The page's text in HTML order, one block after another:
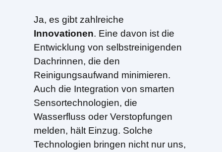
Ja, es gibt zahlreiche
Innovationen. Eine davon ist die
Entwicklung von selbstreinigenden
Dachrinnen, die den
Reinigungsaufwand minimieren.
Auch die Integration von smarten
Sensortechnologien, die
Wasserfluss oder Verstopfungen
melden, hält Einzug. Solche
Technologien bringen nicht nur uns,